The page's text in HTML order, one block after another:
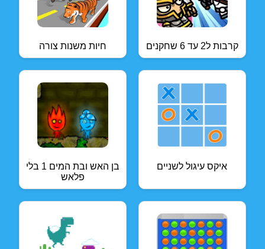
חיות משנות צורה קרבות ל2 עד 6 שחקנים
בן האש ובת המים 1 בלי
פלאש
איקס עיגול לשניים